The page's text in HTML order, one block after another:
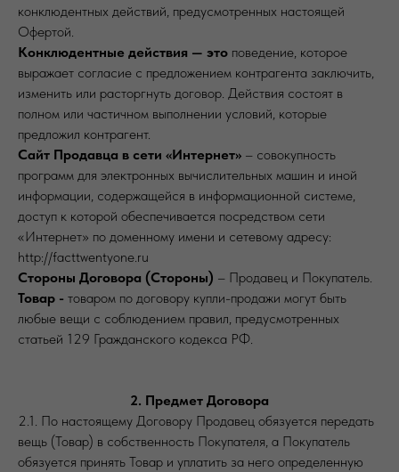
конклюдентных действий, предусмотренных настоящей
Офертой.
Конклюдентные действия — это поведение, которое
выражает согласие с предложением контрагента заключить,
изменить или расторгнуть договор. Действия состоят в
полном или частичном выполнении условий, которые
предложил контрагент.
Сайт Продавца в сети «Интернет» – совокупность
программ для электронных вычислительных машин и иной
информации, содержащейся в информационной системе,
доступ к которой обеспечивается посредством сети
«Интернет» по доменному имени и сетевому адресу:
http://facttwentyone.ru
Стороны Договора (Стороны) – Продавец и Покупатель.
Товар - товаром по договору купли-продажи могут быть
любые вещи с соблюдением правил, предусмотренных
статьей 129 Гражданского кодекса РФ.
2. Предмет Договора
2.1. По настоящему Договору Продавец обязуется передать
вещь (Товар) в собственность Покупателя, а Покупатель
обязуется принять Товар и уплатить за него определенную